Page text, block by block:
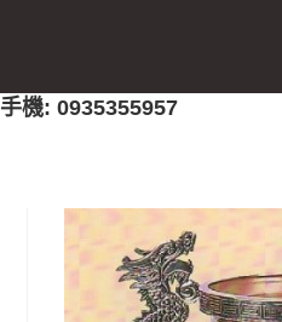
手機: 0935355957